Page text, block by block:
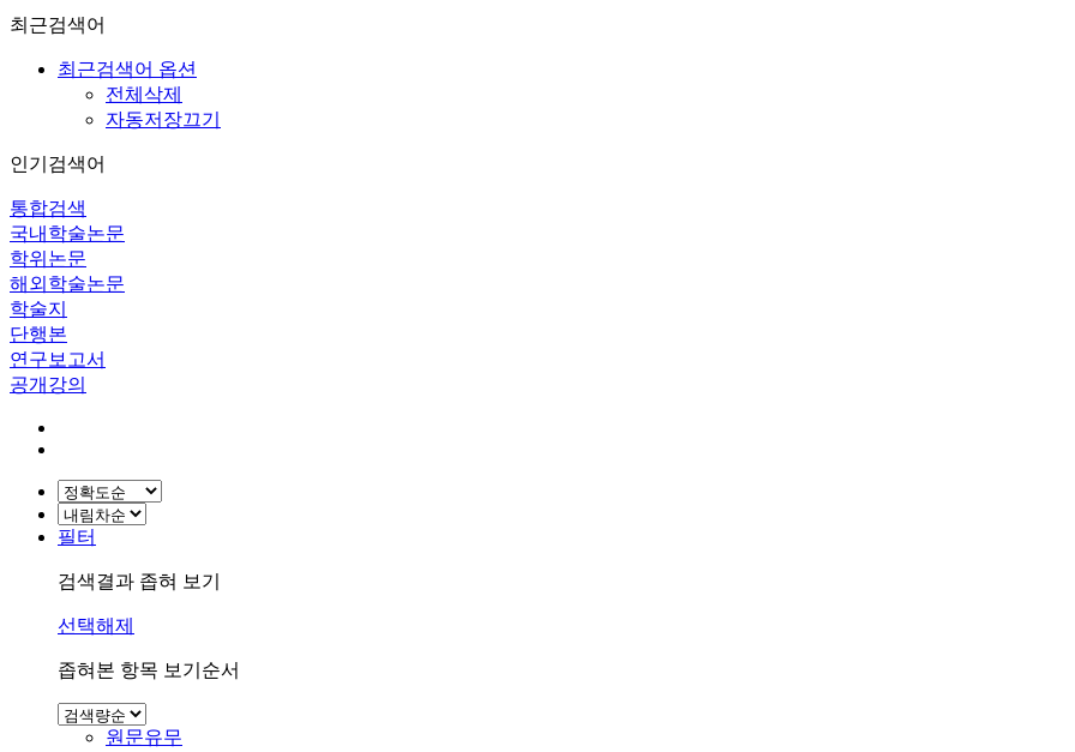
최근검색어
최근검색어 옵션
전체삭제
자동저장끄기
인기검색어
통합검색
국내학술논문
학위논문
해외학술논문
학술지
단행본
연구보고서
공개강의
필터
검색결과 좁혀 보기
선택해제
좁혀본 항목 보기순서
원문유무